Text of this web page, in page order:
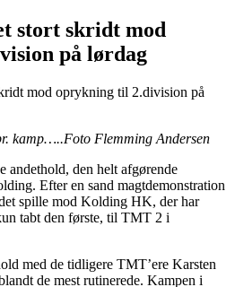
stort skridt mod
på lørdag
kamp…..Foto Flemming Andersen
andethold, den helt afgørende
Efter en sand magtdemonstration
spille mod Kolding HK, der har
tabt den første, til TMT 2 i
med de tidligere TMT’ere Karsten
de mest rutinerede. Kampen i